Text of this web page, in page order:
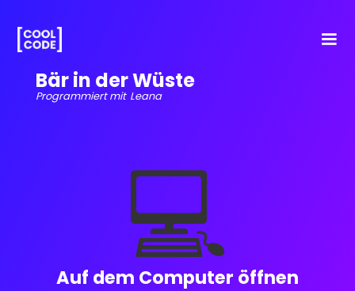
Bär in der Wüste
Programmiert mit Leana
💻
Auf dem Computer öffnen